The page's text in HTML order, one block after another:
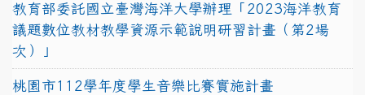
教育部委託國立臺灣海洋大學辦理「2023海洋教育
議題數位教材教學資源示範說明研習計畫（第2場
次）」
桃園市112學年度學生音樂比賽實施計畫